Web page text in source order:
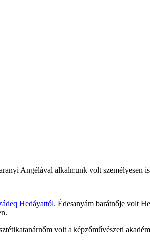
Angélával alkalmunk volt személyesen
Hedáyattól. Édesanyám barátnője volt
volt a képzőművészeti